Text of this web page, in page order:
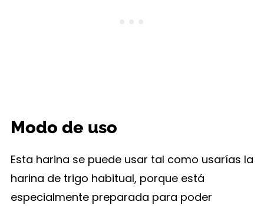
Modo de uso
Esta harina se puede usar tal como usarías la
harina de trigo habitual, porque está
especialmente preparada para poder